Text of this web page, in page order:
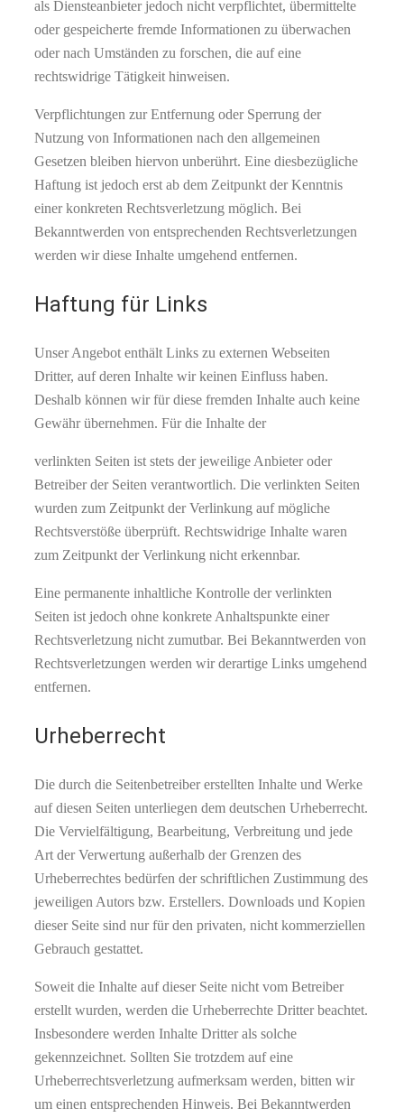
als Diensteanbieter jedoch nicht verpflichtet, übermittelte
oder gespeicherte fremde Informationen zu überwachen
oder nach Umständen zu forschen, die auf eine
rechtswidrige Tätigkeit hinweisen.
Verpflichtungen zur Entfernung oder Sperrung der
Nutzung von Informationen nach den allgemeinen
Gesetzen bleiben hiervon unberührt. Eine diesbezügliche
Haftung ist jedoch erst ab dem Zeitpunkt der Kenntnis
einer konkreten Rechtsverletzung möglich. Bei
Bekanntwerden von entsprechenden Rechtsverletzungen
werden wir diese Inhalte umgehend entfernen.
Haftung für Links
Unser Angebot enthält Links zu externen Webseiten
Dritter, auf deren Inhalte wir keinen Einfluss haben.
Deshalb können wir für diese fremden Inhalte auch keine
Gewähr übernehmen. Für die Inhalte der
verlinkten Seiten ist stets der jeweilige Anbieter oder
Betreiber der Seiten verantwortlich. Die verlinkten Seiten
wurden zum Zeitpunkt der Verlinkung auf mögliche
Rechtsverstöße überprüft. Rechtswidrige Inhalte waren
zum Zeitpunkt der Verlinkung nicht erkennbar.
Eine permanente inhaltliche Kontrolle der verlinkten
Seiten ist jedoch ohne konkrete Anhaltspunkte einer
Rechtsverletzung nicht zumutbar. Bei Bekanntwerden von
Rechtsverletzungen werden wir derartige Links umgehend
entfernen.
Urheberrecht
Die durch die Seitenbetreiber erstellten Inhalte und Werke
auf diesen Seiten unterliegen dem deutschen Urheberrecht.
Die Vervielfältigung, Bearbeitung, Verbreitung und jede
Art der Verwertung außerhalb der Grenzen des
Urheberrechtes bedürfen der schriftlichen Zustimmung des
jeweiligen Autors bzw. Erstellers. Downloads und Kopien
dieser Seite sind nur für den privaten, nicht kommerziellen
Gebrauch gestattet.
Soweit die Inhalte auf dieser Seite nicht vom Betreiber
erstellt wurden, werden die Urheberrechte Dritter beachtet.
Insbesondere werden Inhalte Dritter als solche
gekennzeichnet. Sollten Sie trotzdem auf eine
Urheberrechtsverletzung aufmerksam werden, bitten wir
um einen entsprechenden Hinweis. Bei Bekanntwerden